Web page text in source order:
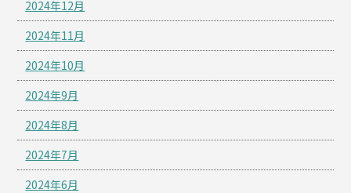
2024年12月
2024年11月
2024年10月
2024年9月
2024年8月
2024年7月
2024年6月